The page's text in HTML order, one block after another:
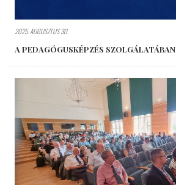
2025. AUGUSZTUS 30.
A PEDAGÓGUSKÉPZÉS SZOLGÁLATÁBAN